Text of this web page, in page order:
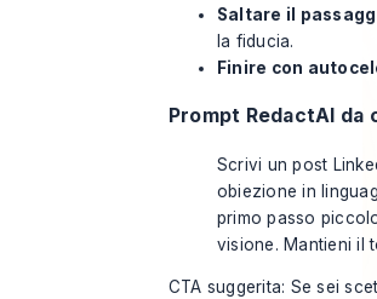
Saltare il
la fiducia.
Finire con
Prompt RedactAI da
Scrivi un post
obiezione in
primo passo
visione. Mantieni il
CTA suggerita: Se sei